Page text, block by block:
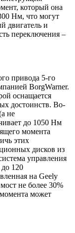
который она
Нм, что могут
двигатель и
переключения –
привода 5-го
BorgWarner.
оснащается
достоинств. Во-
не
до 1050 Нм
момента
этих
дисков из
управления
до 120
на Geely
не более 30%
момента может